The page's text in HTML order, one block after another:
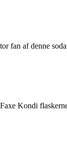
fan af denne
Kondi